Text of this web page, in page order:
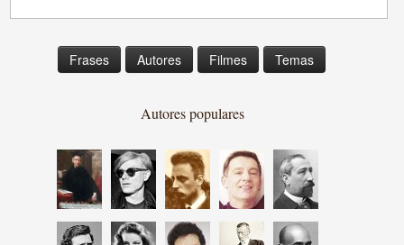
Frases Autores Filmes Temas
Autores populares